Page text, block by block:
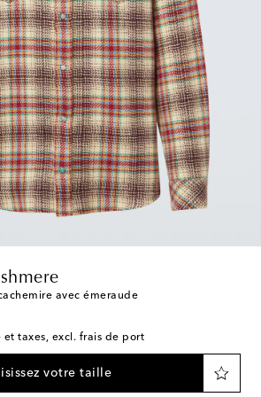
avec émeraude
taxes, excl. frais de port
votre taille